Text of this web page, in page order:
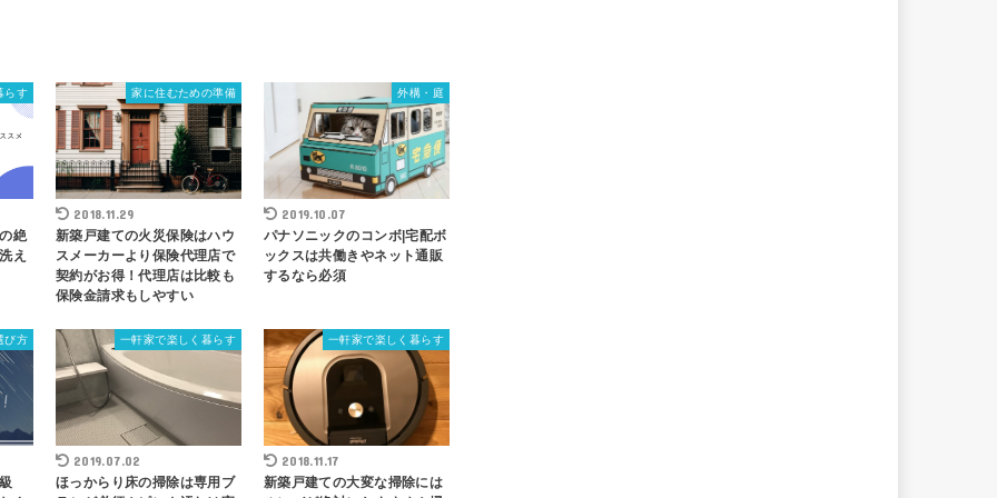
らす
絶
え
家に住むための準備
2018.11.29
新築戸建ての火災保険はハウ
スメーカーより保険代理店で
契約がお得！代理店は比較も
保険金請求もしやすい
外構・庭
2019.10.07
パナソニックのコンボ|宅配ボ
ックスは共働きやネット通販
するなら必須
び方 一軒家で楽しく暮らす
2019.07.02
ほっからり床の掃除は専用ブ
一軒家で楽しく暮らす
2018.11.17
新築戸建ての大変な掃除には